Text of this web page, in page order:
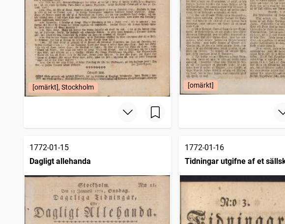
[omärkt], Stockholm [omärkt]
1772-01-15
Dagligt allehanda
1772-01-16
Tidningar utgifne af et